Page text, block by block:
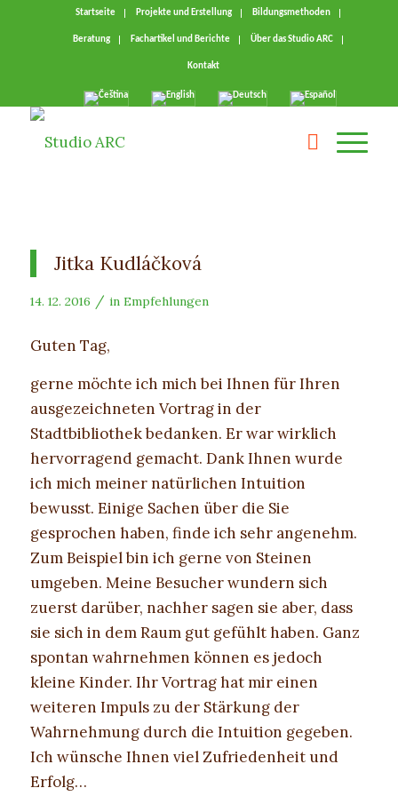
Startseite Projekte und Erstellung Bildungsmethoden
Beratung Fachartikel und Berichte Über das Studio ARC
Kontakt
Jitka Kudláčková
14. 12. 2016 / in Empfehlungen
Guten Tag,
gerne möchte ich mich bei Ihnen für Ihren
ausgezeichneten Vortrag in der
Stadtbibliothek bedanken. Er war wirklich
hervorragend gemacht. Dank Ihnen wurde
ich mich meiner natürlichen Intuition
bewusst. Einige Sachen über die Sie
gesprochen haben, finde ich sehr angenehm.
Zum Beispiel bin ich gerne von Steinen
umgeben. Meine Besucher wundern sich
zuerst darüber, nachher sagen sie aber, dass
sie sich in dem Raum gut gefühlt haben. Ganz
spontan wahrnehmen können es jedoch
kleine Kinder. Ihr Vortrag hat mir einen
weiteren Impuls zu der Stärkung der
Wahrnehmung durch die Intuition gegeben.
Ich wünsche Ihnen viel Zufriedenheit und
Erfolg…